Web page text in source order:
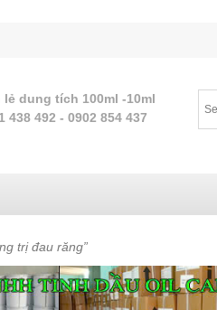
lẻ dung tích 100ml -10ml
438 492 - 0902 854 437
trị đau răng”